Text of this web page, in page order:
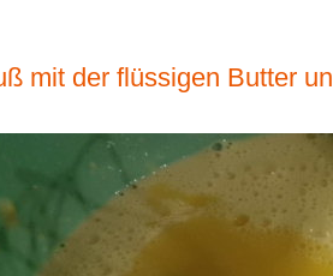
mit der flüssigen Butter